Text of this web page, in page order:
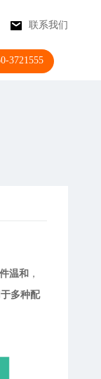
联系我们
3721555
温和 ，
多种配